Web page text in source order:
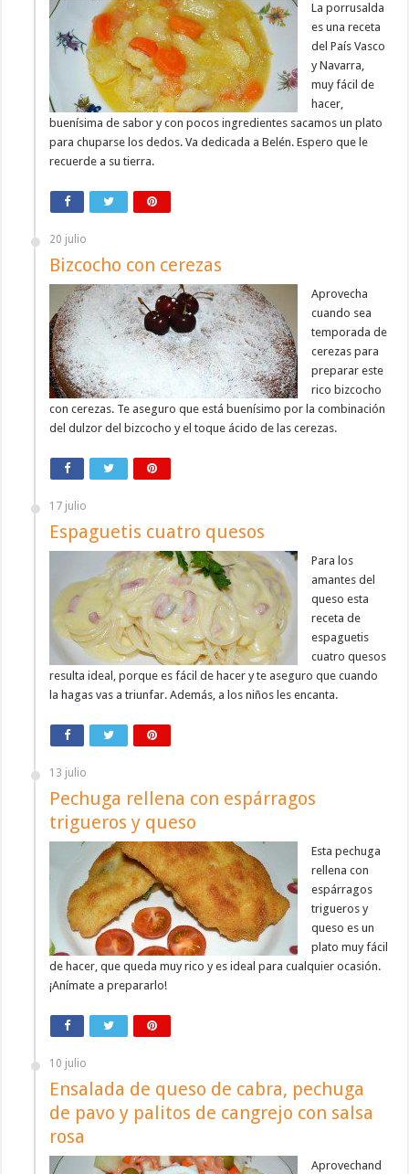
La porrusalda
es una receta
del País Vasco
y Navarra,
muy fácil de
hacer,
buenísima de sabor y con pocos ingredientes sacamos un plato
para chuparse los dedos. Va dedicada a Belén. Espero que le
recuerde a su tierra.
20 julio
Bizcocho con cerezas
Aprovecha
cuando sea
temporada de
cerezas para
preparar este
rico bizcocho
con cerezas. Te aseguro que está buenísimo por la combinación
del dulzor del bizcocho y el toque ácido de las cerezas.
17 julio
Espaguetis cuatro quesos
Para los
amantes del
queso esta
receta de
espaguetis
cuatro quesos
resulta ideal, porque es fácil de hacer y te aseguro que cuando
la hagas vas a triunfar. Además, a los niños les encanta.
13 julio
Pechuga rellena con espárragos
trigueros y queso
Esta pechuga
rellena con
espárragos
trigueros y
queso es un
plato muy fácil
de hacer, que queda muy rico y es ideal para cualquier ocasión.
¡Anímate a prepararlo!
10 julio
Ensalada de queso de cabra, pechuga
de pavo y palitos de cangrejo con salsa
rosa
Aprovechand